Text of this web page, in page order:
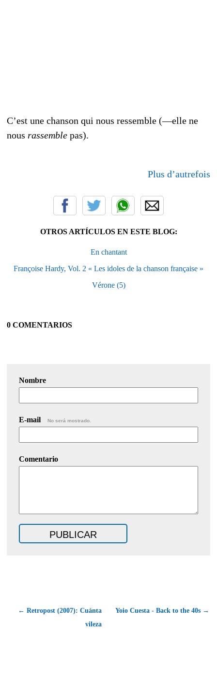
C’est une chanson qui nous ressemble (—elle ne
nous rassemble pas).
Plus d’autrefois
OTROS ARTÍCULOS EN ESTE BLOG:
En chantant
Françoise Hardy, Vol. 2 « Les idoles de la chanson française »
Vérone (5)
0 COMENTARIOS
Nombre
E-mail No será mostrado.
Comentario
← Retropost (2007): Cuánta
vileza
Yoio Cuesta - Back to the 40s →